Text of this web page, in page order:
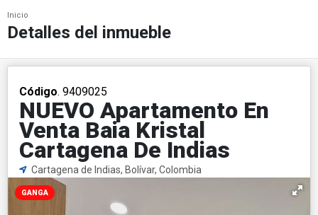
Inicio
Detalles del inmueble
Código. 9409025
NUEVO Apartamento En
Venta Baia Kristal
Cartagena De Indias
Cartagena de Indias, Bolívar, Colombia
GANGA